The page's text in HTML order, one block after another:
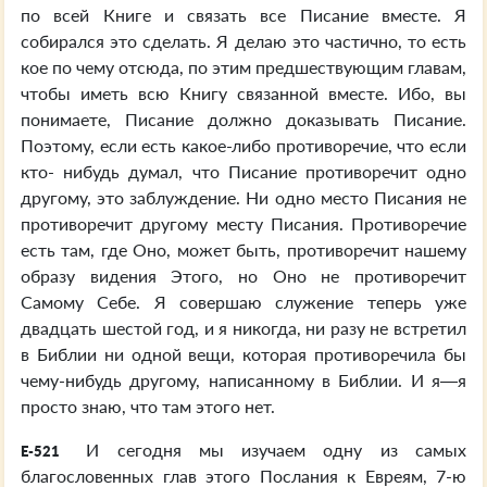
по всей Книге и связать все Писание вместе. Я
собирался это сделать. Я делаю это частично, то есть
кое по чему отсюда, по этим предшествующим главам,
чтобы иметь всю Книгу связанной вместе. Ибо, вы
понимаете, Писание должно доказывать Писание.
Поэтому, если есть какое-либо противоречие, что если
кто- нибудь думал, что Писание противоречит одно
другому, это заблуждение. Ни одно место Писания не
противоречит другому месту Писания. Противоречие
есть там, где Оно, может быть, противоречит нашему
образу видения Этого, но Оно не противоречит
Самому Себе. Я совершаю служение теперь уже
двадцать шестой год, и я никогда, ни разу не встретил
в Библии ни одной вещи, которая противоречила бы
чему-нибудь другому, написанному в Библии. И я—я
просто знаю, что там этого нет.
E-521
И сегодня мы изучаем одну из самых
благословенных глав этого Послания к Евреям, 7-ю